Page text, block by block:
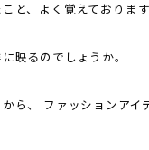
と、よく覚えております
映るのでしょうか。
ら、 ファッションアイ